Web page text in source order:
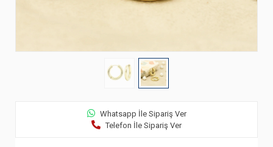
Whatsapp İle Sipariş Ver
Telefon İle Sipariş Ver